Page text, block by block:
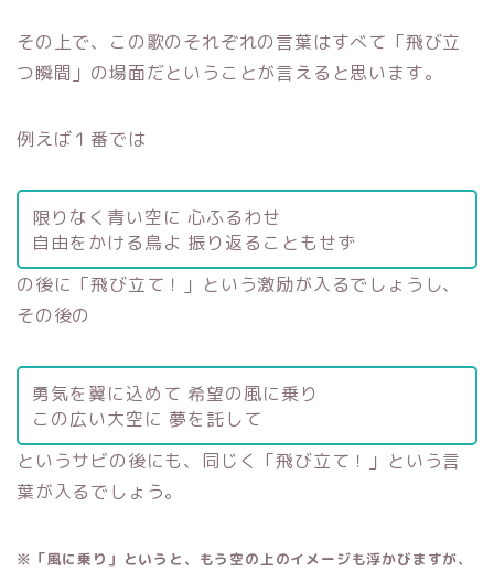
その上で、この歌のそれぞれの言葉はすべて「飛び立
つ瞬間」の場面だということが言えると思います。
例えば１番では
限りなく青い空に 心ふるわせ
自由をかける鳥よ 振り返ることもせず
の後に「飛び立て！」という激励が入るでしょうし、
その後の
勇気を翼に込めて 希望の風に乗り
この広い大空に 夢を託して
というサビの後にも、同じく「飛び立て！」という言
葉が入るでしょう。
※「風に乗り」というと、もう空の上のイメージも浮かびますが、